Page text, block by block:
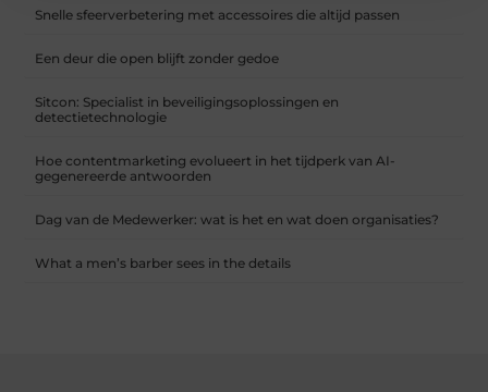
Snelle sfeerverbetering met accessoires die altijd passen
Een deur die open blijft zonder gedoe
Sitcon: Specialist in beveiligingsoplossingen en
detectietechnologie
Hoe contentmarketing evolueert in het tijdperk van AI-
gegenereerde antwoorden
Dag van de Medewerker: wat is het en wat doen organisaties?
What a men’s barber sees in the details